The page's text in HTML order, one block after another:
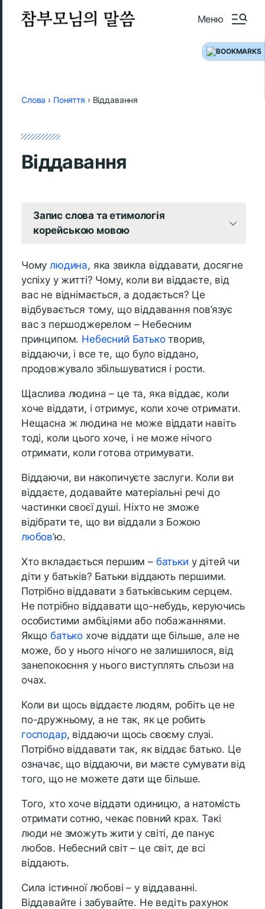
Меню
Слова › Поняття › Віддавання
Віддавання
Запис слова та етимологія
корейською мовою
Чомулюдина, яка звикла віддавати, досягне
успіху у житті? Чому, коли ви віддаєте, від
вас не віднімається, а додається? Це
відбувається тому, що віддавання пов’язує
вас з першоджерелом – Небесним
принципом. Небесний Батькотворив,
віддаючи, і все те, що було віддано,
продовжувало збільшуватися і рости.
Щаслива людина – це та, яка віддає, коли
хоче віддати, і отримує, коли хоче отримати.
Нещасна ж людина не може віддати навіть
тоді, коли цього хоче, і не може нічого
отримати, коли готова отримувати.
Віддаючи, ви накопичуєте заслуги. Коли ви
віддаєте, додавайте матеріальні речі до
частинки своєї душі. Ніхто не зможе
відібрати те, що ви віддали з Божою
любов’ю.
Хто вкладається першим – батьки у дітей чи
діти у батьків? Батьки віддають першими.
Потрібно віддавати з батьківським серцем.
Не потрібно віддавати що-небудь, керуючись
особистими амбіціями або побажаннями.
Якщобатько хоче віддати ще більше, але не
може, бо у нього нічого не залишилося, від
занепокоєння у нього виступлять сльози на
очах.
Коли ви щось віддаєте людям, робіть це не
по-дружньому, а не так, як це робить
господар, віддаючи щось своєму слузі.
Потрібно віддавати так, як віддає батько. Це
означає, що віддаючи, ви маєте сумувати від
того, що не можете дати ще більше.
Того, хто хоче віддати одиницю, а натомість
отримати сотню, чекає повний крах. Такі
люди не зможуть жити у світі, де панує
любов. Небесний світ – це світ, де всі
віддають.
Сила істинної любові – у віддаванні.
Віддавайте і забувайте. Не ведіть рахунок